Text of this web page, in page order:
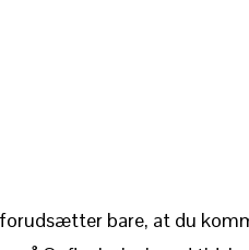
bare, at du